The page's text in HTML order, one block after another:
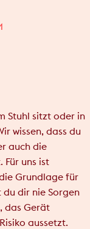
Stuhl sitzt oder in
wissen, dass du
auch die
Für uns ist
Grundlage für
du dir nie Sorgen
das Gerät
aussetzt.